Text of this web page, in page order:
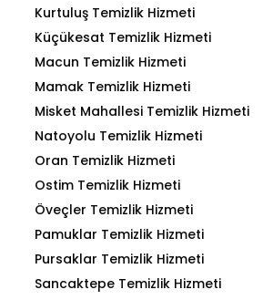
Kurtuluş Temizlik Hizmeti
Küçükesat Temizlik Hizmeti
Macun Temizlik Hizmeti
Mamak Temizlik Hizmeti
Misket Mahallesi Temizlik Hizmeti
Natoyolu Temizlik Hizmeti
Oran Temizlik Hizmeti
Ostim Temizlik Hizmeti
Öveçler Temizlik Hizmeti
Pamuklar Temizlik Hizmeti
Pursaklar Temizlik Hizmeti
Sancaktepe Temizlik Hizmeti